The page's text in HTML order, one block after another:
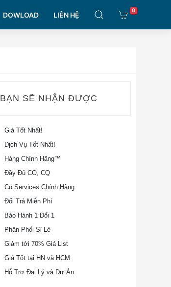
DOWLOAD LIÊN HỆ
0
BẠN SẼ NHẬN ĐƯỢC
Giá Tốt Nhất!
Dịch Vụ Tốt Nhất!
Hàng Chính Hãng™
Đầy Đủ CO, CQ
Có Services Chính Hãng
Đổi Trả Miễn Phí
Bảo Hành 1 Đổi 1
Phân Phối Sỉ Lẻ
Giảm tới 70% Giá List
Giá Tốt tại HN và HCM
Hỗ Trợ Đại Lý và Dự Án